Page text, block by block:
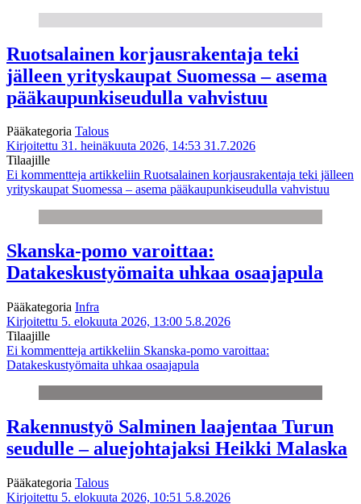
Ruotsalainen korjausrakentaja teki
jälleen yrityskaupat Suomessa – asema
pääkaupunkiseudulla vahvistuu
Pääkategoria Talous
Kirjoitettu 31. heinäkuuta 2026, 14:53 31.7.2026
Tilaajille
Ei kommentteja artikkeliin Ruotsalainen korjausrakentaja teki jälleen
yrityskaupat Suomessa – asema pääkaupunkiseudulla vahvistuu
Skanska-pomo varoittaa:
Datakeskustyömaita uhkaa osaajapula
Pääkategoria Infra
Kirjoitettu 5. elokuuta 2026, 13:00 5.8.2026
Tilaajille
Ei kommentteja artikkeliin Skanska-pomo varoittaa:
Datakeskustyömaita uhkaa osaajapula
Rakennustyö Salminen laajentaa Turun
seudulle – aluejohtajaksi Heikki Malaska
Pääkategoria Talous
Kirjoitettu 5. elokuuta 2026, 10:51 5.8.2026